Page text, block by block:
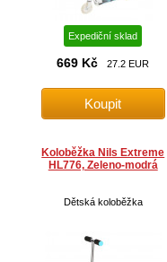
Expediční sklad
669 Kč 27.2 EUR
Koloběžka Nils Extreme
HL776, Zeleno-modrá
Dětská koloběžka